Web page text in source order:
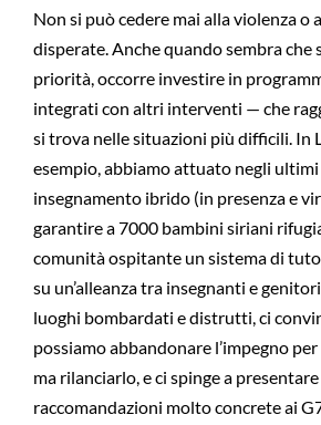
Non si può cedere mai alla violenza o
disperate. Anche quando sembra che
priorità, occorre investire in
integrati con altri interventi — che
si trova nelle situazioni più difficili. In
esempio, abbiamo attuato negli
insegnamento ibrido (in presenza e
garantire a 7000 bambini siriani
comunità ospitante un sistema di
su un’alleanza tra insegnanti e
luoghi bombardati e distrutti, ci
possiamo abbandonare l’impegno per
ma rilanciarlo, e ci spinge a
raccomandazioni molto concrete ai